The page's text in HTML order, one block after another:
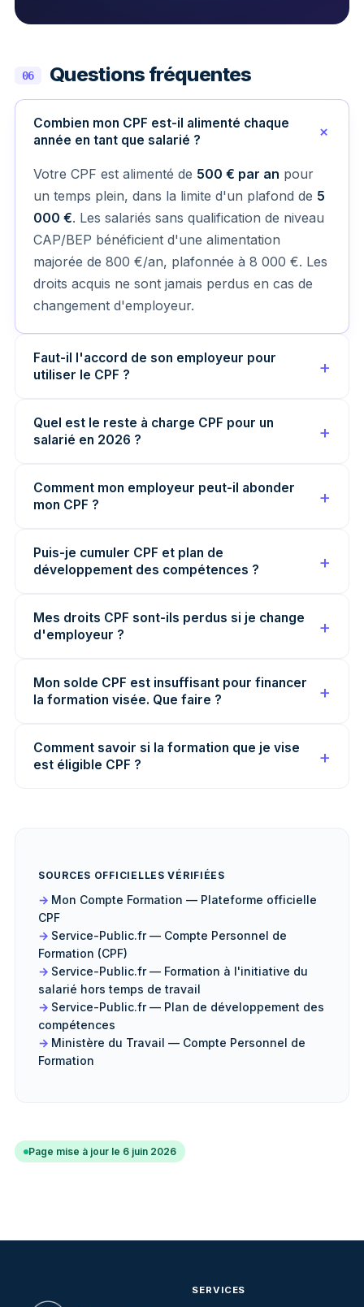
06 Questions fréquentes
Combien mon CPF est-il alimenté chaque
année en tant que salarié ?
Votre CPF est alimenté de 500 € par an pour
un temps plein, dans la limite d'un plafond de 5
000 €. Les salariés sans qualification de niveau
CAP/BEP bénéficient d'une alimentation
majorée de 800 €/an, plafonnée à 8 000 €. Les
droits acquis ne sont jamais perdus en cas de
changement d'employeur.
Faut-il l'accord de son employeur pour
utiliser le CPF ?
Quel est le reste à charge CPF pour un
salarié en 2026 ?
Comment mon employeur peut-il abonder
mon CPF ?
Puis-je cumuler CPF et plan de
développement des compétences ?
Mes droits CPF sont-ils perdus si je change
d'employeur ?
Mon solde CPF est insuffisant pour financer
la formation visée. Que faire ?
Comment savoir si la formation que je vise
est éligible CPF ?
SOURCES OFFICIELLES VÉRIFIÉES
Mon Compte Formation — Plateforme officielle
CPF
Service-Public.fr — Compte Personnel de
Formation (CPF)
Service-Public.fr — Formation à l'initiative du
salarié hors temps de travail
Service-Public.fr — Plan de développement des
compétences
Ministère du Travail — Compte Personnel de
Formation
Page mise à jour le 6 juin 2026
SERVICES